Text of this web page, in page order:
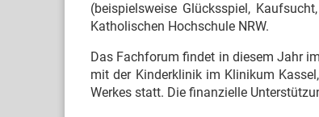
(beispielsweise Glücksspiel,
Katholischen Hochschule NRW.
Das Fachforum findet in diesem Jahr
mit der Kinderklinik im Klinikum
Werkes statt. Die finanzielle